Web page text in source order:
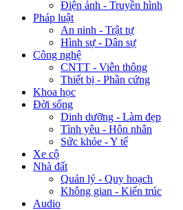
Điện ảnh - Truyền hình
Pháp luật
An ninh - Trật tự
Hình sự - Dân sự
Công nghệ
CNTT - Viễn thông
Thiết bị - Phần cứng
Khoa học
Đời sống
Dinh dưỡng - Làm đẹp
Tình yêu - Hôn nhân
Sức khỏe - Y tế
Xe cộ
Nhà đất
Quản lý - Quy hoạch
Không gian - Kiến trúc
Audio